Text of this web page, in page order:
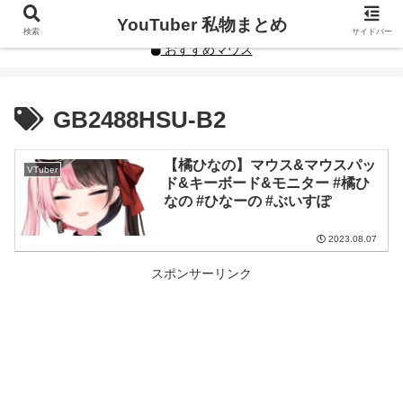
YouTuberや人気インフルエンサーの私物まとめです。
おすすめマウス
GB2488HSU-B2
VTuber
【橘ひなの】マウス&マウスパッ
ド&キーボード&モニター #橘ひ
なの #ひなーの #ぶいすぽ
2023.08.07
スポンサーリンク
検索 YouTuber 私物まとめ サイドバー